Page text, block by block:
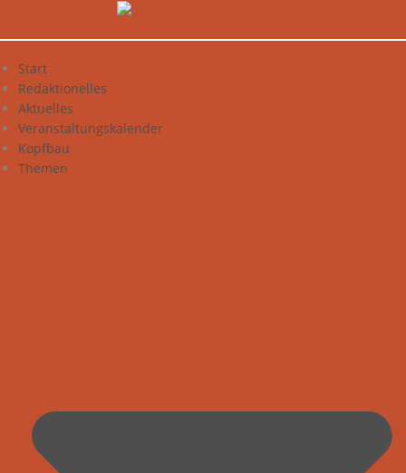
Start
Redaktionelles
Aktuelles
Veranstaltungskalender
Kopfbau
Themen